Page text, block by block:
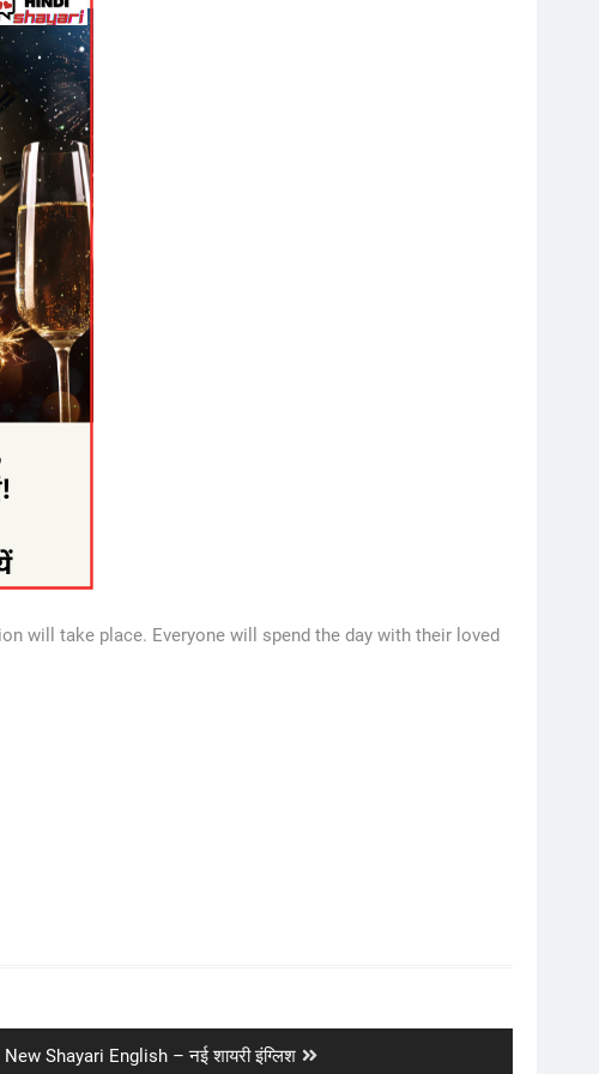
will take place. Everyone will spend the day with their loved
Next
New Shayari English – नई शायरी इंग्लिश